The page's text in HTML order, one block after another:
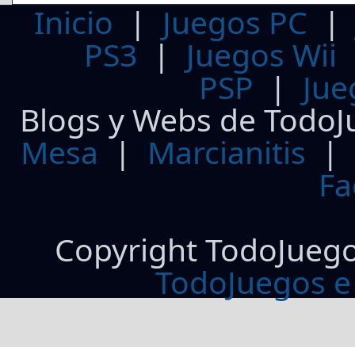
Inicio | Juegos PC
PS3| Juegos Wii
PSP |
Blogs y Webs de
Mesa | Marcianitis |
Copyright
TodoJuegos